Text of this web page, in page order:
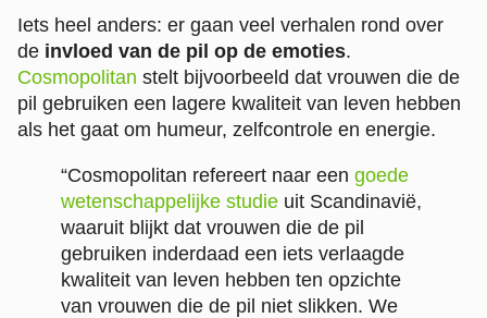
Iets heel anders: er gaan veel verhalen rond over
de invloed van de pil op de emoties.
Cosmopolitan stelt bijvoorbeeld dat vrouwen die de
pil gebruiken een lagere kwaliteit van leven hebben
als het gaat om humeur, zelfcontrole en energie.
“Cosmopolitan refereert naar een goede
wetenschappelijke studie uit Scandinavië,
waaruit blijkt dat vrouwen die de pil
gebruiken inderdaad een iets verlaagde
kwaliteit van leven hebben ten opzichte
van vrouwen die de pil niet slikken. We